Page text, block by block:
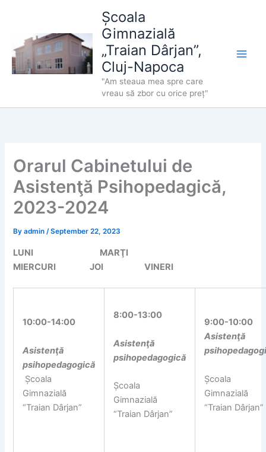
content
Școala
Gimnazială
„Traian Dârjan”,
Cluj-Napoca
"Am steaua mea spre care
vreau să zbor cu orice preț"
Orarul Cabinetului de
Asistenţă Psihopedagică,
2023-2024
Byadmin/September 22, 2023
LUNI
MARŢI
MIERCURI JOI VINERI
10:00-14:00
Asistenţă
psihopedagogică
Școala
Gimnazială
“Traian Dârjan”
8:00-13:00
Asistenţă
psihopedagogică
Școala
Gimnazială
“Traian Dârjan”
9:00-10:00
Asistenţă
Școala
Gimnazială
“Traian Dârjan”